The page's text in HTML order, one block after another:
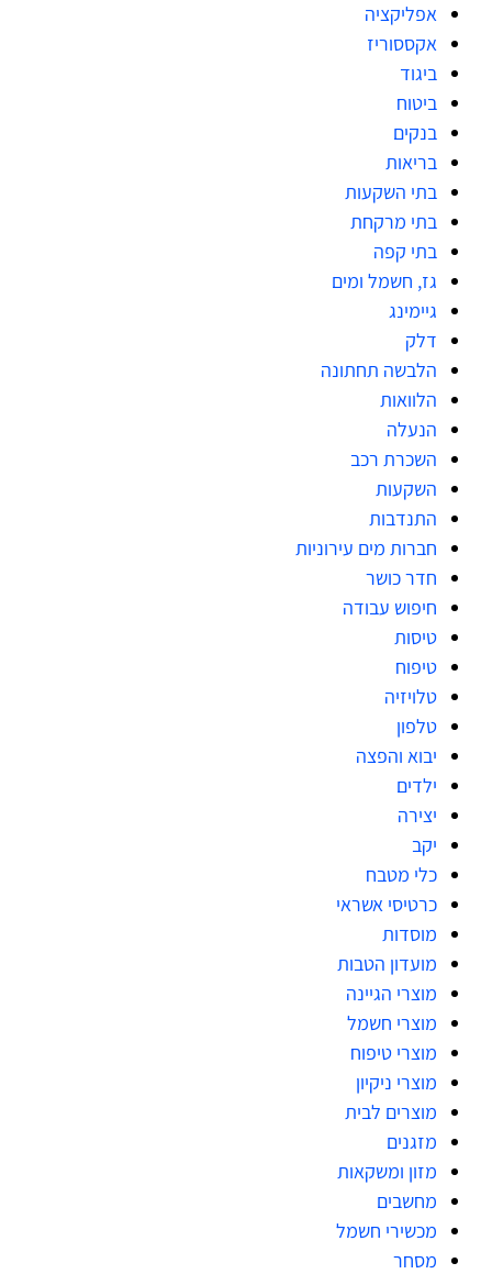
אפליקציה
אקססוריז
ביגוד
ביטוח
בנקים
בריאות
בתי השקעות
בתי מרקחת
בתי קפה
גז, חשמל ומים
גיימינג
דלק
הלבשה תחתונה
הלוואות
הנעלה
השכרת רכב
השקעות
התנדבות
חברות מים עירוניות
חדר כושר
חיפוש עבודה
טיסות
טיפוח
טלויזיה
טלפון
יבוא והפצה
ילדים
יצירה
יקב
כלי מטבח
כרטיסי אשראי
מוסדות
מועדון הטבות
מוצרי הגיינה
מוצרי חשמל
מוצרי טיפוח
מוצרי ניקיון
מוצרים לבית
מזגנים
מזון ומשקאות
מחשבים
מכשירי חשמל
מסחר